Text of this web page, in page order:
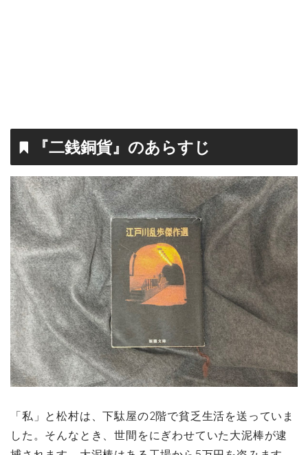
『二銭銅貨』のあらすじ
「私」と松村は、下駄屋の2階で貧乏生活を送っていま
した。そんなとき、世間をにぎわせていた大泥棒が逮